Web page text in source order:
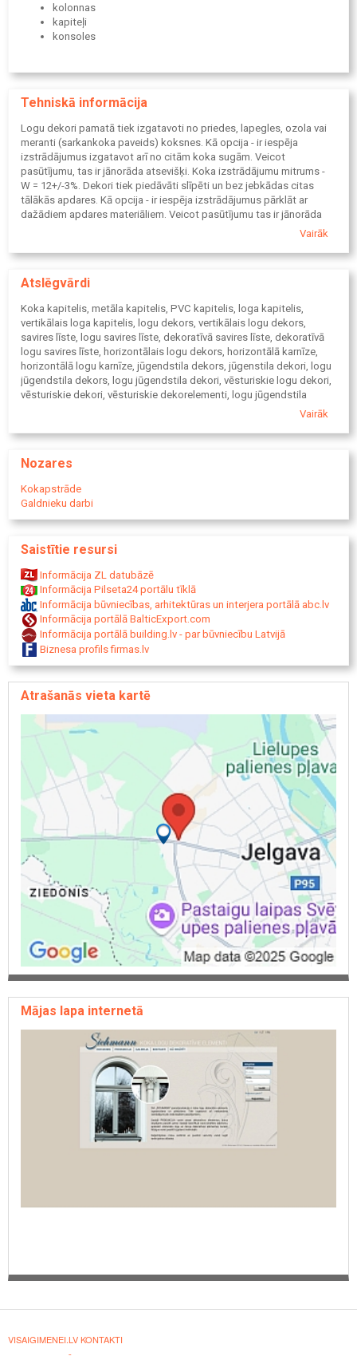
kolonnas
kapiteļi
konsoles
Tehniskā informācija
Logu dekori pamatā tiek izgatavoti no priedes, lapegles, ozola vai
meranti (sarkankoka paveids) koksnes. Kā opcija - ir iespēja
izstrādājumus izgatavot arī no citām koka sugām. Veicot
pasūtījumu, tas ir jānorāda atsevišķi. Koka izstrādājumu mitrums -
W = 12+/-3%. Dekori tiek piedāvāti slīpēti un bez jebkādas citas
tālākās apdares. Kā opcija - ir iespēja izstrādājumus pārklāt ar
dažādiem apdares materiāliem. Veicot pasūtījumu tas ir jānorāda
atsevišķi. Vertikālo izstrādājumu augšējā dekoratīvā daļa - galva- var
augšējā dekoratīvā daļa - "galva" tiek izgatavota ar liešanas
punktveida iespiedumi vai pacēlumi u.c. nelīdzenumi. Šie
tiem netiek pieņemtas. Tipveida verikālo kapiteļu aprēķina cena
norādīta bez PVN, iepakojuma un piegādes izdevumiem.
Vairāk
Atslēgvārdi
Koka kapitelis, metāla kapitelis, PVC kapitelis, loga kapitelis,
vertikālais loga kapitelis, logu dekors, vertikālais logu dekors,
savires līste, logu savires līste, dekoratīvā savires līste, dekoratīvā
logu savires līste, horizontālais logu dekors, horizontālā karnīze,
horizontālā logu karnīze, jūgendstila dekors, jūgenstila dekori, logu
jūgendstila dekors, logu jūgendstila dekori, vēsturiskie logu dekori,
vēsturiskie dekori, vēsturiskie dekorelementi, logu jūgendstila
elementi, logu elementi, Vecrīgas logu dekori, Vecrīgas kapiteļi,
dekori, logu ahitektoniskie dekori - elementi, logu arhitektūras
durvju kapitelis, vertikālais ārdurvju kapitelis, vertikālais durvju
horizontālā durvju karnīze, horizontālā ārdurvju karnīze
Vairāk
Nozares
Kokapstrāde
Galdnieku darbi
Saistītie resursi
Informācija ZL datubāzē
Informācija Pilseta24 portālu tīklā
Informācija būvniecības, arhitektūras un interjera portālā abc.lv
Informācija portālā BalticExport.com
Informācija portālā building.lv - par būvniecību Latvijā
Biznesa profils firmas.lv
Atrašanās vieta kartē
Mājas lapa internetā
VISAIGIMENEI.LV KONTAKTI